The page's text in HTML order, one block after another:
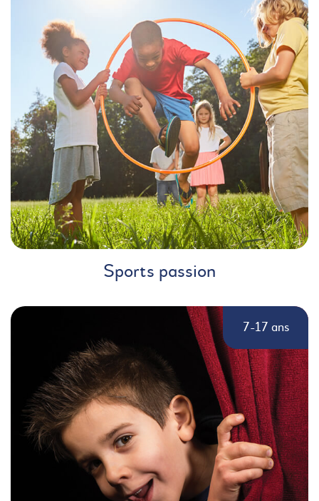
Sports passion
7-17 ans